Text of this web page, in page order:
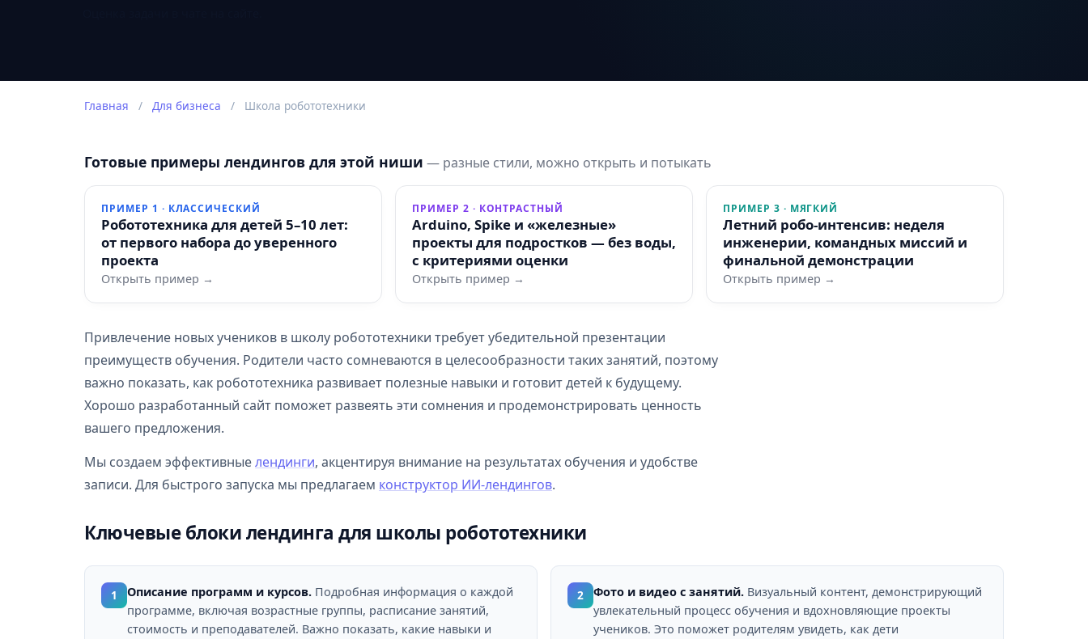
Главная / Для бизнеса / Школа робототехники
Готовые примеры лендингов для этой ниши — разные стили, можно открыть и потыкать
ПРИМЕР 1 · КЛАССИЧЕСКИЙ
Робототехника для детей 5–10 лет:
от первого набора до уверенного
проекта
Открыть пример →
ПРИМЕР 2 · КОНТРАСТНЫЙ
Arduino, Spike и «железные»
проекты для подростков — без воды,
с критериями оценки
Открыть пример →
ПРИМЕР 3 · МЯГКИЙ
Летний робо-интенсив: неделя
инженерии, командных миссий и
финальной демонстрации
Открыть пример →
Привлечение новых учеников в школу робототехники требует убедительной презентации
преимуществ обучения. Родители часто сомневаются в целесообразности таких занятий, поэтому
важно показать, как робототехника развивает полезные навыки и готовит детей к будущему.
Хорошо разработанный сайт поможет развеять эти сомнения и продемонстрировать ценность
вашего предложения.
Мы создаем эффективныелендинги, акцентируя внимание на результатах обучения и удобстве
записи. Для быстрого запуска мы предлагаем конструктор ИИ-лендингов.
Ключевые блоки лендинга для школы робототехники
1 Описание программ и курсов. Подробная информация о каждой
программе, включая возрастные группы, расписание занятий,
стоимость и преподавателей. Важно показать, какие навыки и
2 Фото и видео с занятий. Визуальный контент, демонстрирующий
увлекательный процесс обучения и вдохновляющие проекты
учеников. Это поможет родителям увидеть, как дети